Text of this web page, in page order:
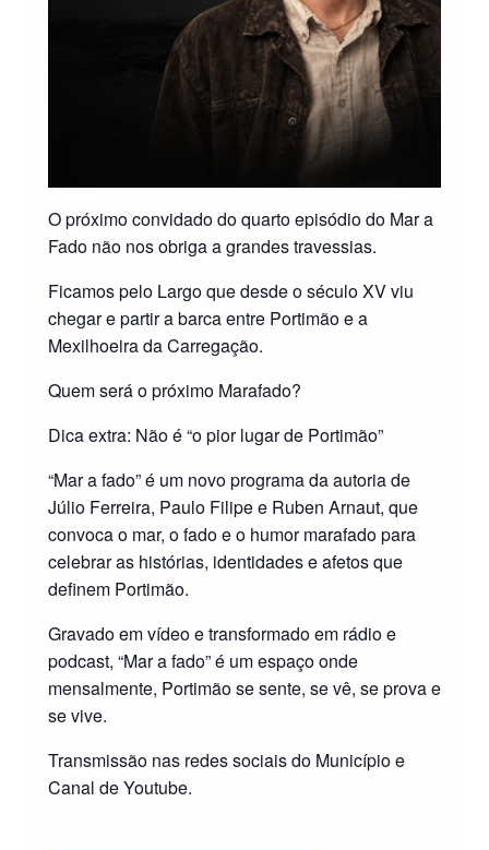
O próximo convidado do quarto episódio do Mar a
Fado não nos obriga a grandes travessias.
Ficamos pelo Largo que desde o século XV viu
chegar e partir a barca entre Portimão e a
Mexilhoeira da Carregação.
Quem será o próximo Marafado?
Dica extra: Não é “o pior lugar de Portimão”
“Mar a fado” é um novo programa da autoria de
Júlio Ferreira, Paulo Filipe e Ruben Arnaut, que
convoca o mar, o fado e o humor marafado para
celebrar as histórias, identidades e afetos que
definem Portimão.
Gravado em vídeo e transformado em rádio e
podcast, “Mar a fado” é um espaço onde
mensalmente, Portimão se sente, se vê, se prova e
se vive.
Transmissão nas redes sociais do Município e
Canal de Youtube.